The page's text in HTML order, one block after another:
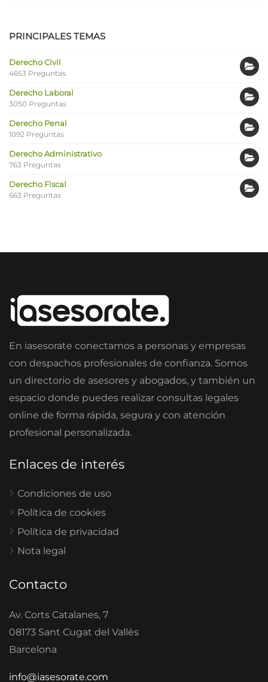
PRINCIPALES TEMAS
Derecho Civil
4653 Preguntas
Derecho Laboral
3050 Preguntas
Derecho Penal
1092 Preguntas
Derecho Administrativo
763 Preguntas
Derecho Fiscal
663 Preguntas
En iasesorate conectamos a personas y empresas
con despachos profesionales de confianza. Somos
un directorio de asesores y abogados, y también un
espacio donde puedes realizar consultas legales
online de forma rápida, segura y con atención
profesional personalizada.
Enlaces de interés
Condiciones de uso
Política de cookies
Política de privacidad
Nota legal
Contacto
Av. Corts Catalanes, 7
08173 Sant Cugat del Vallès
Barcelona
info@iasesorate.com